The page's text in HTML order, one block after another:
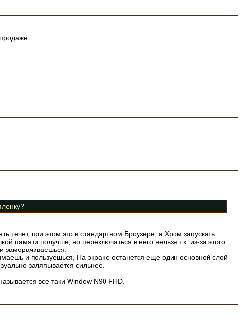
течет, при этом это в стандартном Броузере, а Хром запускать
памяти получше, но переключаться в него нельзя т.к. из-за этого
заморачиваешься.
и пользуешься, На экране останется еще один основной слой
заляпывается сильнее.
все таки Window N90 FHD.